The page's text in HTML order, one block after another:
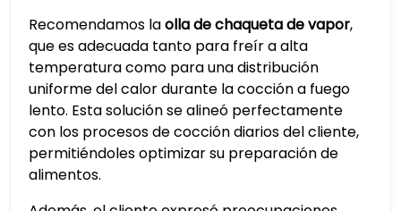
Recomendamos laolla de chaqueta de vapor,
que es adecuada tanto para freír a alta
temperatura como para una distribución
uniforme del calor durante la cocción a fuego
lento. Esta solución se alineó perfectamente
con los procesos de cocción diarios del cliente,
permitiéndoles optimizar su preparación de
alimentos.